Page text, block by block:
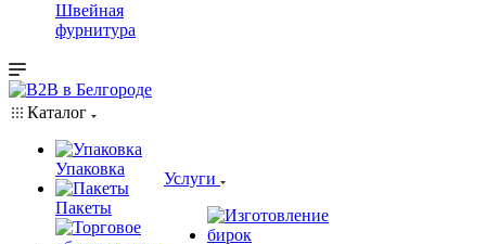
Швейная
фурнитура
Каталог
Упаковка
Пакеты
Услуги